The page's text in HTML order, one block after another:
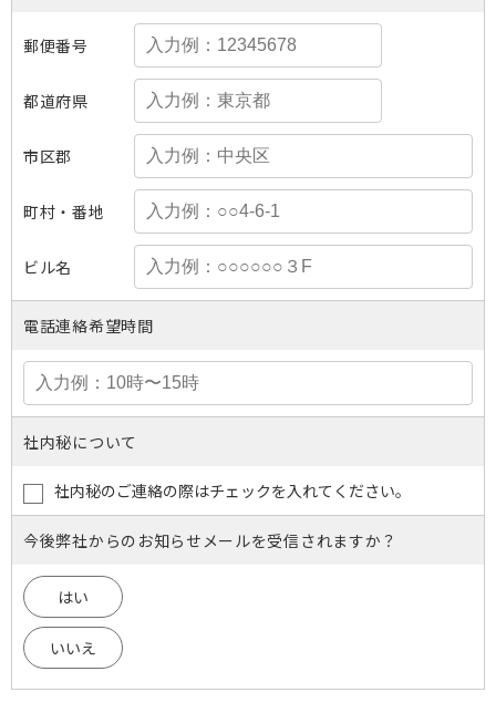
郵便番号
都道府県
市区郡
町村・番地
ビル名
電話連絡希望時間
社内秘について
社内秘のご連絡の際はチェックを入れてください。
今後弊社からのお知らせメールを受信されますか？
はい
いいえ